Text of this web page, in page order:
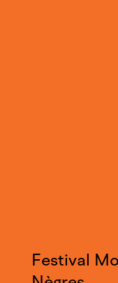
Festival